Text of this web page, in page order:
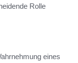
Rolle
eines